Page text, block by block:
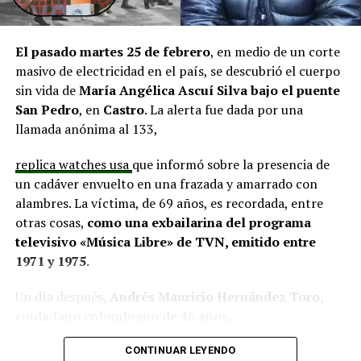
El alcalde de Quemchi, Javier Ugarte, expresó una
situación similar, señalando que en su comuna tienen
proyectos elegibles tanto en PMU como en PMB, pero
que hasta la fecha no han recibido respuesta clara sobre
si se entregarán los recursos.“Preocupa esta situación,
estos son proyectos que vienen trabajándose desde
hace tiempo y que hoy están en riesgo por la falta de
En la comuna deCuraco de Vélez, la alcaldesa Javiera
Yáñezindicó que históricamente la Subdere ha apoyado
a los municipios en diversos proyectos y que confía en
que durante el año se asignen nuevos recursos, aunque
reconoció una disminución evidente en comparación
ha presentado iniciativas por más de 200 millones de
a los esfuerzos, los fondos aún no han llegado,
generando preocupación en su equipo municipal.
El pasado martes 25 de febrero, en medio de un corte
masivo de electricidad en el país, se descubrió el cuerpo
sin vida deMaría Angélica Ascuí Silvabajo el puente
San Pedro, en Castro. La alerta fue dada por una
llamada anónima al 133,
replica watches usa que informó sobre la presencia de
un cadáver envuelto en una frazada y amarrado con
alambres. La víctima, de 69 años, es recordada, entre
otras cosas, como una exbailarina del programa
televisivo «Música Libre» de TVN, emitido entre
1971 y 1975.
Un día después,
Andrés Mauricio Hernández Toro,
se entregó voluntariamente a la Segunda
CONTINUAR LEYENDO